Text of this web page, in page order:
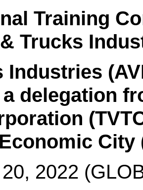
Training
Trucks
delegation
City
2022